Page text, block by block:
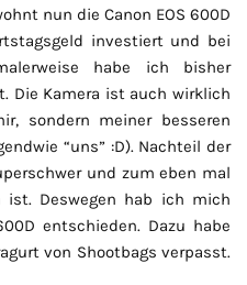
nun die Canon EOS 600D
investiert und bei
habe ich bisher
Die Kamera ist auch wirklich
sondern meiner besseren
“uns” :D). Nachteil der
und zum eben mal
Deswegen hab ich mich
entschieden. Dazu habe
von Shootbags verpasst.